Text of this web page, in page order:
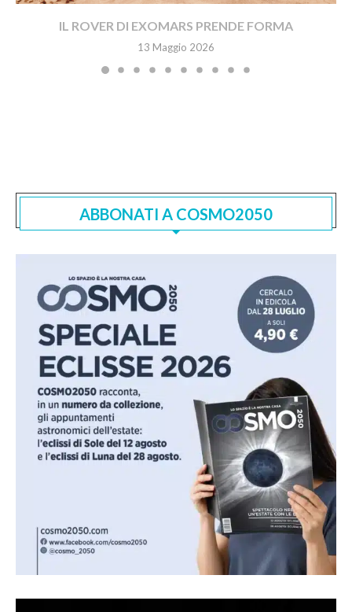
IL ROVER DI EXOMARS PRENDE FORMA
13 Maggio 2026
ABBONATI A COSMO2050